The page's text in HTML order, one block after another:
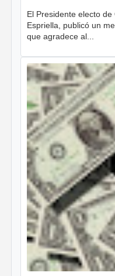
El Presidente electo
Espriella, publicó un
que agradece al...